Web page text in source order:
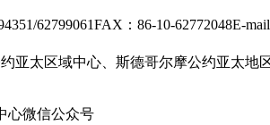
62799061FAX：86-10-62772048E-
亚太区域中心、斯德哥尔摩公约亚太地
心微信公众号